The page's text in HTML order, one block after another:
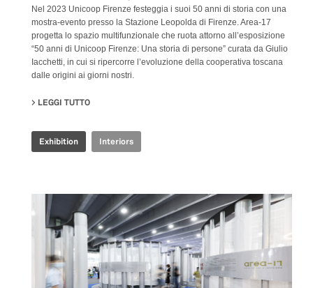
Nel 2023 Unicoop Firenze festeggia i suoi 50 anni di storia con una
mostra-evento presso la Stazione Leopolda di Firenze. Area-17
progetta lo spazio multifunzionale che ruota attorno all’esposizione
“50 anni di Unicoop Firenze: Una storia di persone” curata da Giulio
Iacchetti, in cui si ripercorre l’evoluzione della cooperativa toscana
dalle origini ai giorni nostri.
LEGGI TUTTO
Exhibition Interiors